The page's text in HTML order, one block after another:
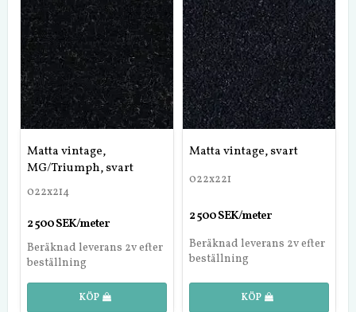
Matta vintage,
MG/Triumph, svart
022x214
2 500 SEK/meter
Beräknad leverans 2v efter
beställning
KÖP
Matta vintage, svart
022x221
2 500 SEK/meter
Beräknad leverans 2v efter
beställning
KÖP